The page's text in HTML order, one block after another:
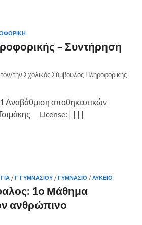
– Συντήρηση
την Σχολικός Σύμβουλος Πληροφορικής
Αναβάθμιση αποθηκευτικών
License: | | | |
/Γ ΓΥΜΝΑΣΊΟΥ /ΓΥΜΝΆΣΙΟ /ΛΎΚΕΙΟ
1ο Μάθημα
ανθρώπινο